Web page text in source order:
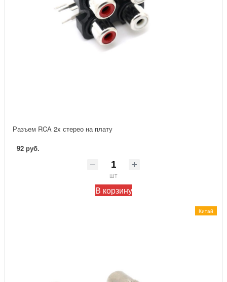
Разъем RCA 2x стерео на плату
92 руб.
шт
В корзину
Китай